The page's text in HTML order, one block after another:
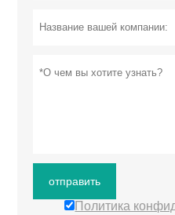
отправить
Политика